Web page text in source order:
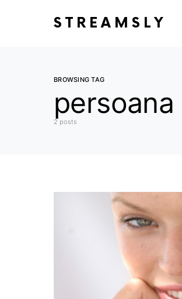
STREAMSLY
BROWSING TAG
persoana
2 posts